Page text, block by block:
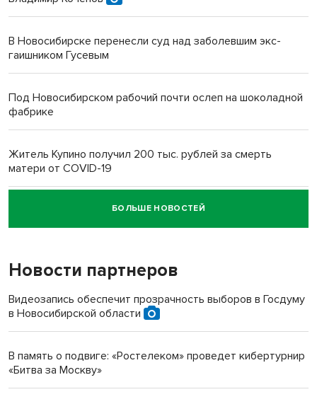
В Новосибирске перенесли суд над заболевшим экс-
гаишником Гусевым
Под Новосибирском рабочий почти ослеп на шоколадной
фабрике
Житель Купино получил 200 тыс. рублей за смерть
матери от COVID-19
Новосибирский суд наказал водителя за смерть
пенсионерки на вокзале
«Мы живём на пастбище!»: в новосибирском селе лошади
терроризируют жителей
Инвалид получил условный срок за избиение врачей
Новосибирский преподаватель с женой вошли в топ-16
БОЛЬШЕ НОВОСТЕЙ
Новости партнеров
Видеозапись обеспечит прозрачность выборов в Госдуму
в Новосибирской области
В память о подвиге: «Ростелеком» проведет кибертурнир
«Битва за Москву»